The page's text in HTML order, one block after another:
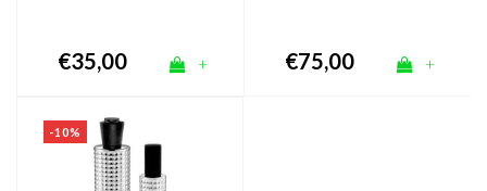
€35,00 + €75,00 +
-10%